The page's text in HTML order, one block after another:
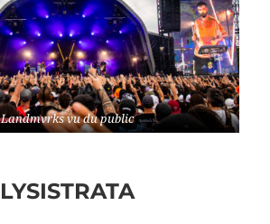
Landmvrks vu du public
LYSISTRATA